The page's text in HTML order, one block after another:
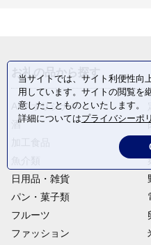
お礼の品から探す
ANAオリジナル
酒
日用品・雑貨
パン・菓子類
フルーツ
ファッション
当サイトでは、サイト利便性向
用しています。サイトの閲覧を
意したことものといたします。
詳細についてはプライバシーポ